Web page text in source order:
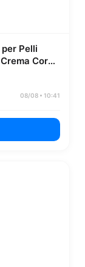
Pelli
Corpo
08/08 • 10:41